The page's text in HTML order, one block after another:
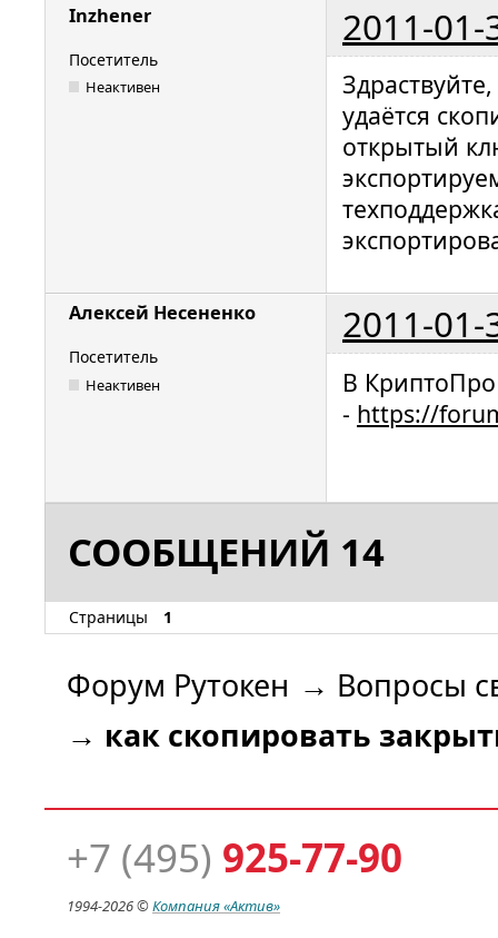
Inzhener 2011-01-
Посетитель
Неактивен
удаётся
открытый
Алексей Несененко 2011-01-
Посетитель
Неактивен
В
- https://
СООБЩЕНИЙ 14
Страницы 1
Форум Рутокен → Вопросы
→ как скопировать
+7 (495) 925-77-90
1994-2026 ©Компания«Актив»